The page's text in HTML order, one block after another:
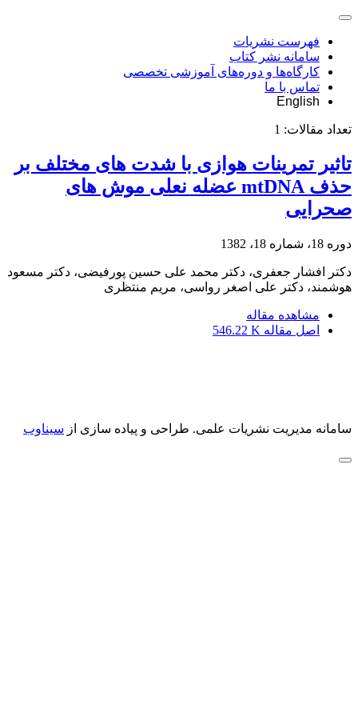
فهرست نشریات
سامانه نشر کتاب
کارگاه‌ها و دوره‌های آموزشی تخصصی
تماس با ما
English
تعداد مقالات: 1
تاثیر تمرینات هوازی با شدت های مختلف بر
حذف mtDNA عضله نعلی موش های
صحرایی
دوره 18، شماره 18، 1382
دکتر افشار جعفری، دکتر محمد علی حسین پورفیضی، دکتر مسعود
هوشمند، دکتر علی اصغر رواسی، مریم منتظری
مشاهده مقاله
اصل مقاله 546.22 K
سامانه مدیریت نشریات علمی. طراحی و پیاده سازی از سیناوب